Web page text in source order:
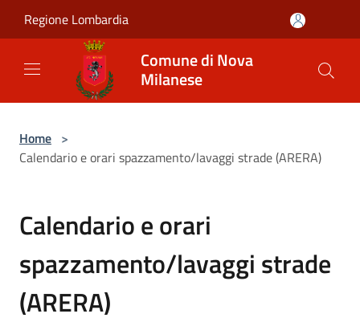
Regione Lombardia
Comune di Nova
Milanese
Home >
Calendario e orari spazzamento/lavaggi strade (ARERA)
Calendario e orari
spazzamento/lavaggi strade
(ARERA)